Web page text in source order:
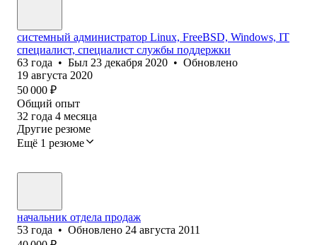
системный администратор Linux, FreeBSD, Windows, IT
специалист, специалист службы поддержки
63 года • Был 23 декабря 2020 • Обновлено
19 августа 2020
50 000 ₽
Общий опыт
32 года 4 месяца
Другие резюме
Ещё 1 резюме
начальник отдела продаж
53 года • Обновлено 24 августа 2011